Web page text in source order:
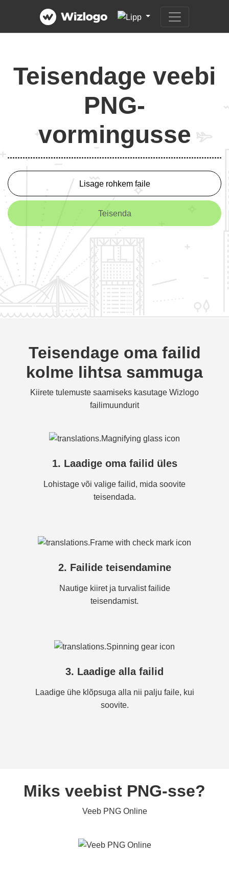
Teisendage veebi
PNG-
vormingusse
Lisage rohkem faile
Teisenda
Teisendage oma failid
kolme lihtsa sammuga
Kiirete tulemuste saamiseks kasutage Wizlogo
failimuundurit
1. Laadige oma failid üles
Lohistage või valige failid, mida soovite
teisendada.
2. Failide teisendamine
Nautige kiiret ja turvalist failide
teisendamist.
3. Laadige alla failid
Laadige ühe klõpsuga alla nii palju faile, kui
soovite.
Miks veebist PNG-sse?
Veeb PNG Online